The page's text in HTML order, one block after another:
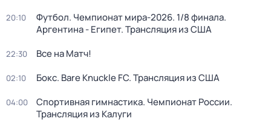
20:10
Футбол. Чемпионат мира-2026. 1/8 финала.
Аргентина - Египет. Трансляция из США
22:30 Все на Матч!
02:10 Бокс. Bare Knuckle FC. Трансляция из США
04:00
Спортивная гимнастика. Чемпионат России.
Трансляция из Калуги